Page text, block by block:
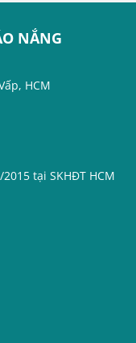
NẮNG
HCM
tại SKHĐT HCM